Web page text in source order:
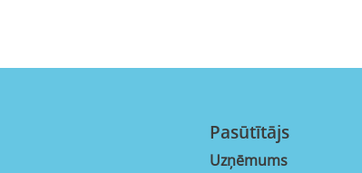
Pasūtītājs
Uzņēmums